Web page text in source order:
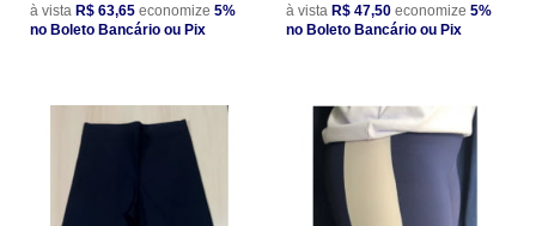
à vista R$ 63,65 economize 5%
no Boleto Bancário ou Pix
à vista R$ 47,50 economize 5%
no Boleto Bancário ou Pix